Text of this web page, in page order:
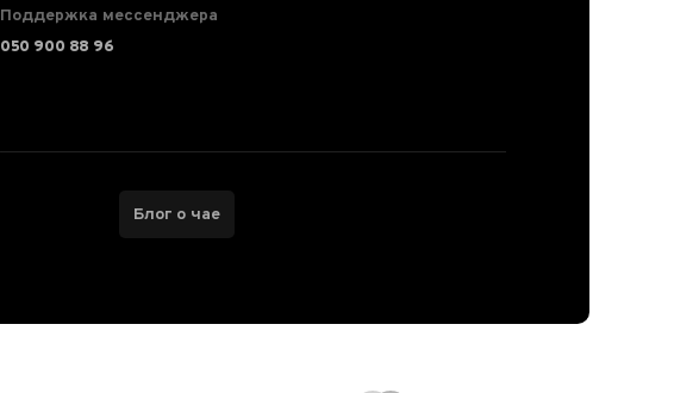
Поддержка мессенджера
050 900 88 96
Блог о чае